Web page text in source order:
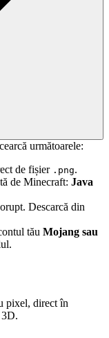
următoarele:
de fișier .png.
de Minecraft: Java
Descarcă din
tău Mojang sau
pixel, direct în